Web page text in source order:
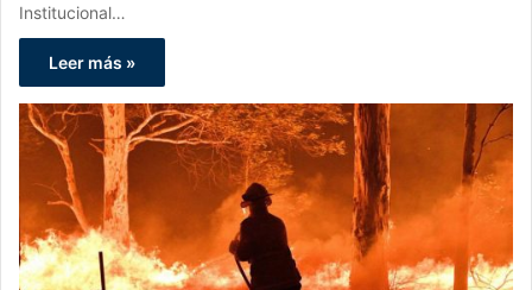
Institucional…
Leer más »